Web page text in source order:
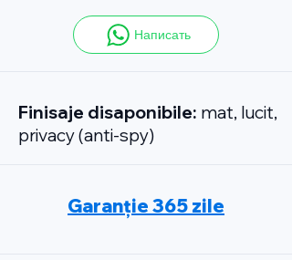
Написать
Finisaje disaponibile: mat, lucit,
privacy (anti-spy)
Garanție 365 zile